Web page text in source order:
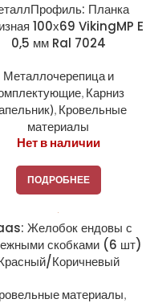
Планка
100х69 VikingMP E
0,5 мм Ral 7024
Металлочерепица и
, Карниз
, Кровельные
материалы
Нет в наличии
ПОДРОБНЕЕ
Желобок ендовы с
скобками (6 шт)
Коричневый
материалы,